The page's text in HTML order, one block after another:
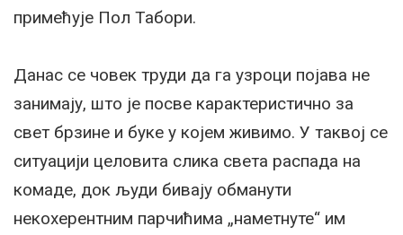
примећује Пол Табори.
Данас се човек труди да га узроци појава не
занимају, што је посве карактеристично за
свет брзине и буке у којем живимо. У таквој се
ситуацији целовита слика света распада на
комаде, док људи бивају обманути
некохерентним парчићима „наметнуте“ им